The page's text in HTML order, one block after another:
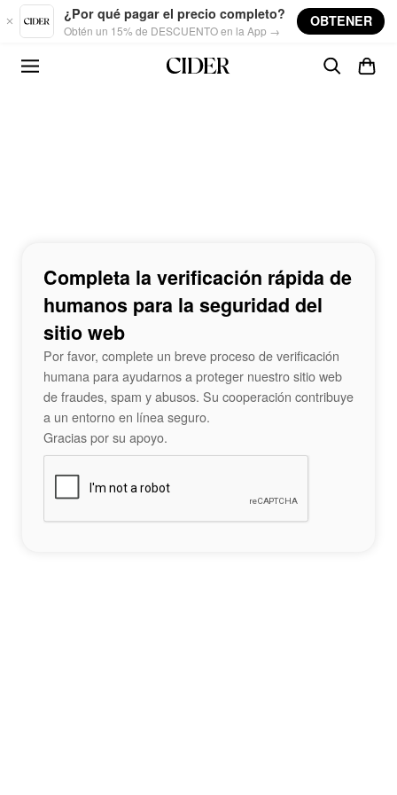
Skip to main content
¿Por qué pagar el precio completo?
Obtén un 15% de DESCUENTO en la App →
OBTENER
Completa la verificación rápida de
humanos para la seguridad del
sitio web
Por favor, complete un breve proceso de verificación
humana para ayudarnos a proteger nuestro sitio web
de fraudes, spam y abusos. Su cooperación contribuye
a un entorno en línea seguro.
Gracias por su apoyo.